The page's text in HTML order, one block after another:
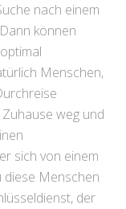
nach einem
können
Menschen,
weg und
sich von einem
diese Menschen
der